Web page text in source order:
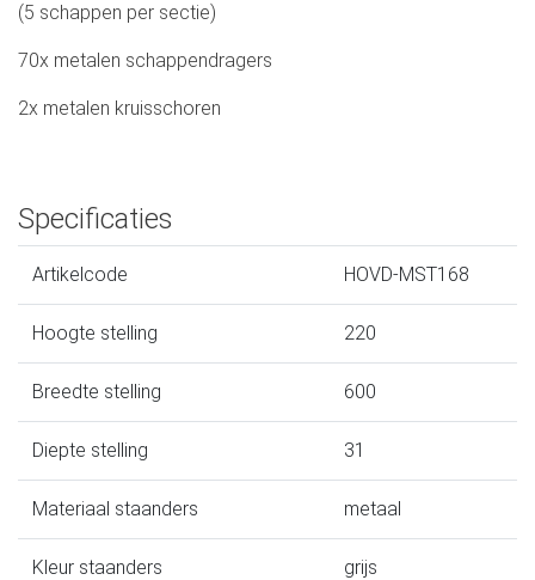
(5 schappen per sectie)
70x metalen schappendragers
2x metalen kruisschoren
Specificaties
Artikelcode HOVD-MST168
Hoogte stelling 220
Breedte stelling 600
Diepte stelling 31
Materiaal staanders metaal
Kleur staanders grijs